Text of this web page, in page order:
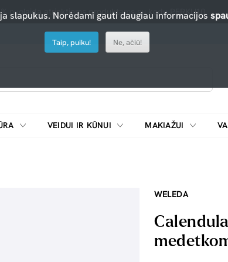
nuolaida atrinktiems produktams su kodu PERKU10
VEIDUI IR KŪNUI MAKIAŽUI
WELEDA
slapukus. Norėdami gauti daugiau informacijos
Taip, puiku! Ne, ačiū!